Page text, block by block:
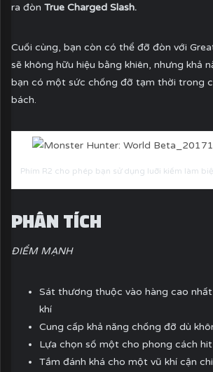
ra đònTrue Charged Slash.
Cuối cùng, bạn còn có thể đỡ đòn với
sẽ không hữu hiệu bằng khiên, nhưng khả
bạn có một sức chống đỡ tạm thời trong
bách.
Phím R2 cho phép bạn sử dụng luỡi kiếm làm
PHÂN TÍCH
ĐIỂM MẠNH
Sát thương thuộc vào hàng cao
khí
Cung cấp khả năng chống đỡ dù
Lựa chọn số một cho phong cách
Tầm đánh khá cho một vũ khí cận